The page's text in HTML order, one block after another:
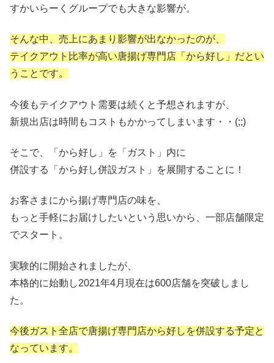
すかいらーくグループでも大きな影響が。
そんな中、売上にあまり影響が出なかったのが、
テイクアウト比率が高い唐揚げ専門店「から好し」だとい
うことです。
今後もテイクアウト需要は続くと予想されますが、
新規出店は時間もコストもかかってしまいます・・(;;)
そこで、「から好し」を「ガスト」内に
併設する「から好し併設ガスト」を展開することに！
お客さまにから揚げ専門店の味を、
もっと手軽にお届けしたいという思いから、一部店舗限定
でスタート。
実験的に開始されましたが、
本格的に始動し2021年4月現在は600店舗を突破しまし
た。
今後ガスト全店で唐揚げ専門店から好しを併設する予定と
なっています。